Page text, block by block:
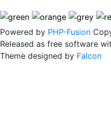
Powered by PHP-Fusion
Released as free software
Theme designed by Falcon